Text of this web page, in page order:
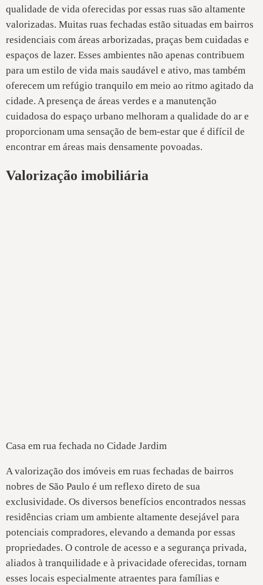
qualidade de vida oferecidas por essas ruas são altamente
valorizadas. Muitas ruas fechadas estão situadas em bairros
residenciais com áreas arborizadas, praças bem cuidadas e
espaços de lazer. Esses ambientes não apenas contribuem
para um estilo de vida mais saudável e ativo, mas também
oferecem um refúgio tranquilo em meio ao ritmo agitado da
cidade. A presença de áreas verdes e a manutenção
cuidadosa do espaço urbano melhoram a qualidade do ar e
proporcionam uma sensação de bem-estar que é difícil de
encontrar em áreas mais densamente povoadas.
Valorização imobiliária
Casa em rua fechada no Cidade Jardim
A valorização dos imóveis em ruas fechadas de bairros
nobres de São Paulo é um reflexo direto de sua
exclusividade. Os diversos benefícios encontrados nessas
residências criam um ambiente altamente desejável para
potenciais compradores, elevando a demanda por essas
propriedades. O controle de acesso e a segurança privada,
aliados à tranquilidade e à privacidade oferecidas, tornam
esses locais especialmente atraentes para famílias e